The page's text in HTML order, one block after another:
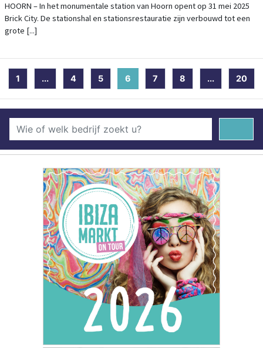
HOORN – In het monumentale station van Hoorn opent op 31 mei 2025
Brick City. De stationshal en stationsrestauratie zijn verbouwd tot een
grote [...]
1 ... 4 5 6 (current)
7 8 ... 20